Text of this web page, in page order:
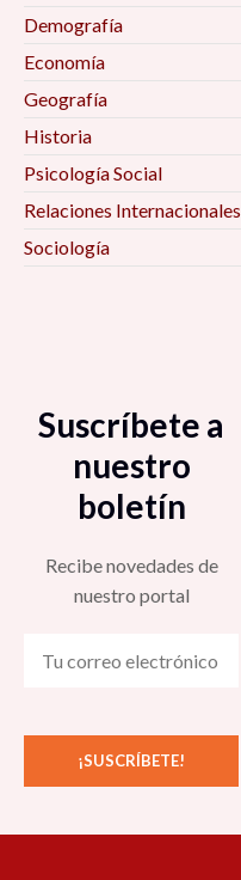
Demografía
Economía
Geografía
Historia
Psicología Social
Relaciones Internacionales
Sociología
Suscríbete a
nuestro
boletín
Recibe novedades de
nuestro portal